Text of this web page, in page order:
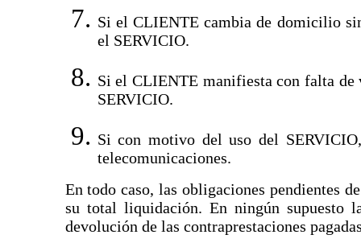
Si el CLIENTE cambia de domicilio
el SERVICIO.
Si el CLIENTE manifiesta con falta de
SERVICIO.
Si con motivo del uso del
telecomunicaciones.
En todo caso, las obligaciones pendientes
su total liquidación. En ningún supuesto
devolución de las contraprestaciones